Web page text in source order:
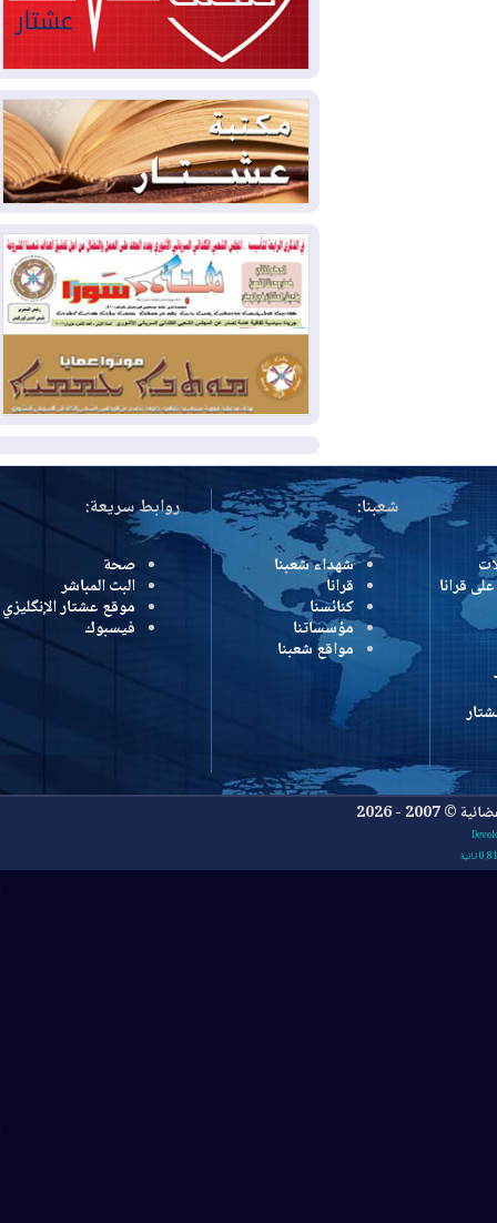
2026-08-04
سومو: إنتاج النفط في إقليم
كوردستان انخفض إلى أقل من 10%
2026-08-04ملفات حقبة الكاظمي تعود إلى
الواجهة.. أنباء عن مراجعات قضائية
وتحقيقات أوسع في قضايا فساد
2026-08-04بيترو يشكو تزوير الانتخابات
الرئاسية ويحذر من "حرب أهلية" في
كولومبيا
2026-08-03
رئيس إقليم كوردستان في
دمشق في زيارة رسمية
2026-08-03
العراق يؤكد مجدداً التزامه
بمنع الهجمات على الدول المجاورة
شعبنا:
شهداء شعبنا
قرانا
كنائسنا
مؤسساتنا
مواقع شعبنا
روابط سريعة:
صحة
البث المباشر
موقع عشتار الإنگليزي
فيسبوك
2026